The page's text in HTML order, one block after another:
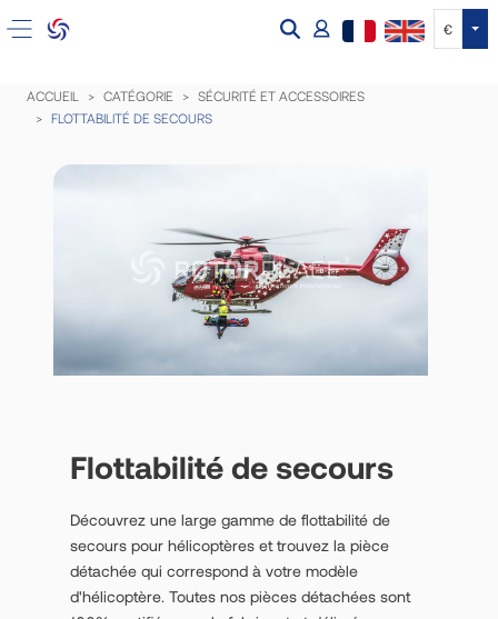
€
ACCUEIL CATÉGORIE
SÉCURITÉ ET ACCESSOIRES
FLOTTABILITÉ DE SECOURS
Flottabilité de secours
Découvrez une large gamme de flottabilité de
secours pour hélicoptères et trouvez la pièce
détachée qui correspond à votre modèle
d'hélicoptère. Toutes nos pièces détachées sont